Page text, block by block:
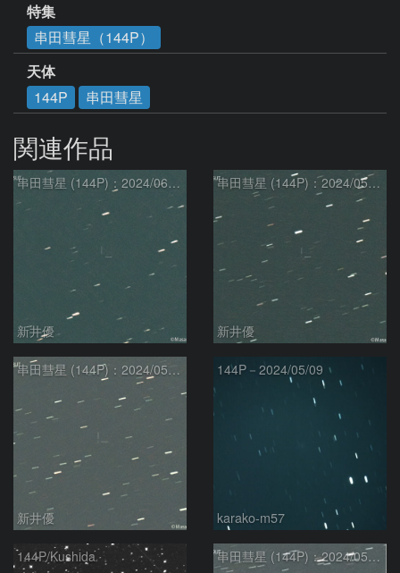
特集
串田彗星（144P）
天体
144P
串田彗星
関連作品
串田彗星 (144P)：2024/06/08
新井優
串田彗星 (144P)：2024/05/29
新井優
串田彗星 (144P)：2024/05/11
新井優
144P－2024/05/09
karako-m57
144P/Kushida 串田彗星 (144P)：2024/05/03